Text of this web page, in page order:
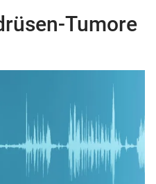
Tumore